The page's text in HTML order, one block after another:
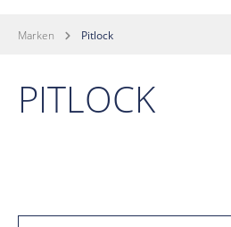
Marken Pitlock
PITLOCK